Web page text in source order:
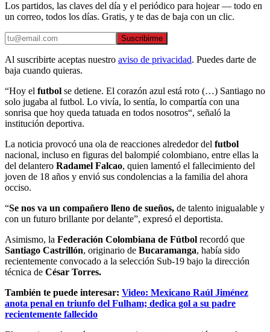
Los partidos, las claves del día y el periódico para hojear — todo en
un correo, todos los días. Gratis, y te das de baja con un clic.
Suscribirme
Al suscribirte aceptas nuestro aviso de privacidad. Puedes darte de
baja cuando quieras.
“Hoy el futbol se detiene. El corazón azul está roto (…) Santiago no
solo jugaba al futbol. Lo vivía, lo sentía, lo compartía con una
sonrisa que hoy queda tatuada en todos nosotros“, señaló la
institución deportiva.
La noticia provocó una ola de reacciones alrededor del futbol
nacional, incluso en figuras del balompié colombiano, entre ellas la
del delantero Radamel Falcao, quien lamentó el fallecimiento del
joven de 18 años y envió sus condolencias a la familia del ahora
occiso.
“Se nos va un compañero lleno de sueños, de talento inigualable y
con un futuro brillante por delante”, expresó el deportista.
Asimismo, la Federación Colombiana de Fútbol recordó que
Santiago Castrillón, originario de Bucaramanga, había sido
recientemente convocado a la selección Sub-19 bajo la dirección
técnica de César Torres.
También te puede interesar: Video: Mexicano Raúl Jiménez
anota penal en triunfo del Fulham; dedica gol a su padre
recientemente fallecido